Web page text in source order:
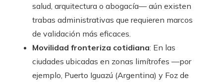
salud, arquitectura o abogacía— aún existen
trabas administrativas que requieren marcos
de validación más eficaces.
Movilidad fronteriza cotidiana: En las
ciudades ubicadas en zonas limítrofes —por
ejemplo, Puerto Iguazú (Argentina) y Foz de